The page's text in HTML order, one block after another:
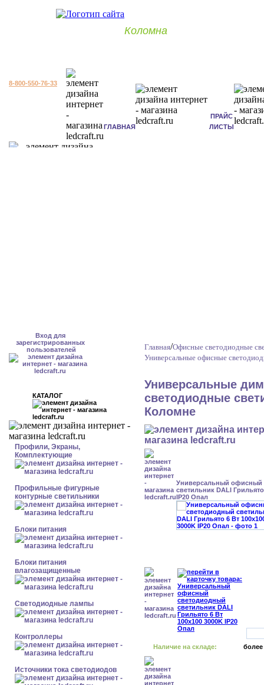
Коломна
8-800-550-76-33
ГЛАВНАЯ
ПРАЙС
ЛИСТЫ
Вход для
зарегистрированных
пользователей
КАТАЛОГ
Профили, Экраны,
Комплектующие
Профильные фигурные
контурные светильники
Блоки питания
Блоки питания
влагозащищенные
Светодиодные лампы
Контроллеры
Источники тока светодиодов
Главная/Офисные светодиодные
Универсальные офисные
Универсальные
светодиодные
Коломне
Универсальный офисный
светильник DALI
IP20 Опал
Наличие на складе: более